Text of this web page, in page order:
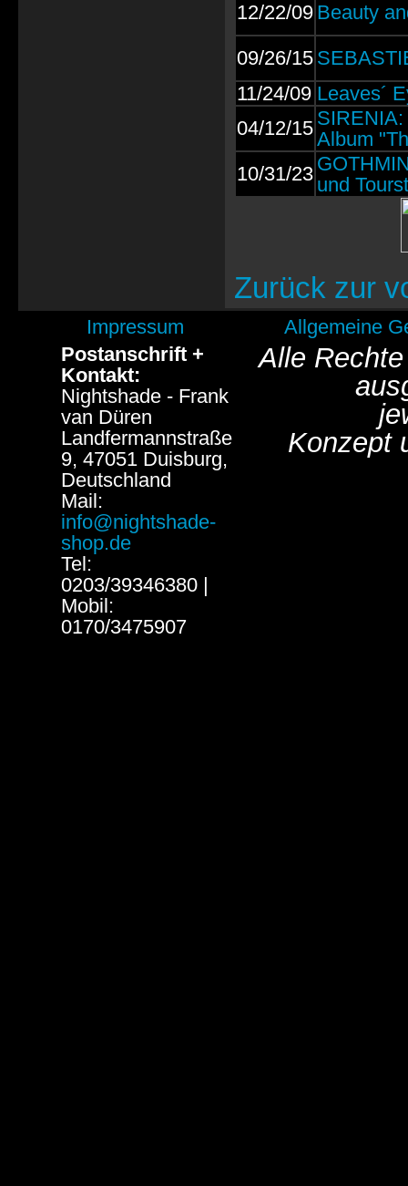
12/22/09 Beauty
09/26/15
11/24/09 Leaves´
04/12/15Album
10/31/23 und
Zurück zur
Impressum
Allgemeine
Postanschrift +
Kontakt:
Nightshade - Frank
van Düren
Landfermannstraße
9, 47051 Duisburg,
Deutschland
Mail:
info@nightshade-
shop.de
Tel:
0203/39346380 |
Mobil:
0170/3475907
Alle
Konzept